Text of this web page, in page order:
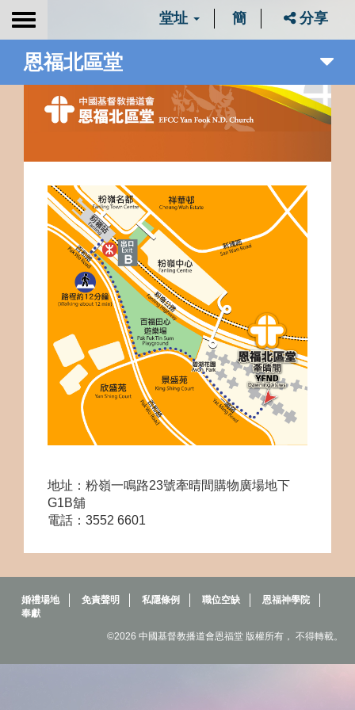
Toggle
堂址 簡 分享
恩福北區堂
地址： 粉嶺一鳴路23號牽晴間購物廣場地下
G1B舖
電話： 3552 6601
婚禮場地 免責聲明 私隱條例 職位空缺
恩福神學院
奉獻
©2026 中國基督教播道會恩福堂 版權所有， 不得轉載。